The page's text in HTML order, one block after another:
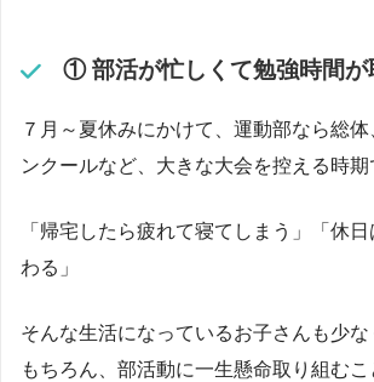
① 部活が忙しくて勉強時間が
７月～夏休みにかけて、運動部なら総
ンクールなど、大きな大会を控える時期
「帰宅したら疲れて寝てしまう」「休
わる」
そんな生活になっているお子さんも少な
もちろん、部活動に一生懸命取り組むこ